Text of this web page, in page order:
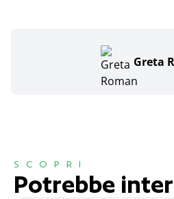
Greta
SCOPRI
Potrebbe